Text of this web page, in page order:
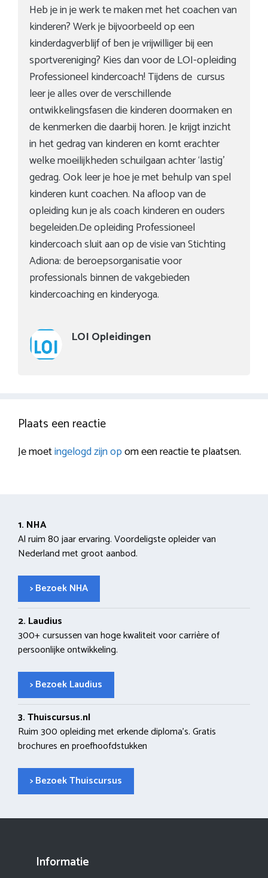
Heb je in je werk te maken met het coachen van
kinderen? Werk je bijvoorbeeld op een
kinderdagverblijf of ben je vrijwilliger bij een
sportvereniging? Kies dan voor de LOI-opleiding
Professioneel kindercoach! Tijdens de cursus
leer je alles over de verschillende
ontwikkelingsfasen die kinderen doormaken en
de kenmerken die daarbij horen. Je krijgt inzicht
in het gedrag van kinderen en komt erachter
welke moeilijkheden schuilgaan achter ‘lastig’
gedrag. Ook leer je hoe je met behulp van spel
kinderen kunt coachen. Na afloop van de
opleiding kun je als coach kinderen en ouders
begeleiden.De opleiding Professioneel
kindercoach sluit aan op de visie van Stichting
Adiona: de beroepsorganisatie voor
professionals binnen de vakgebieden
kindercoaching en kinderyoga.
LOI Opleidingen
Plaats een reactie
Je moetingelogd zijn opom een reactie te plaatsen.
1. NHA
Al ruim 80 jaar ervaring. Voordeligste opleider van
Nederland met groot aanbod.
> Bezoek NHA
2. Laudius
300+ cursussen van hoge kwaliteit voor carrière of
persoonlijke ontwikkeling.
> Bezoek Laudius
3. Thuiscursus.nl
Ruim 300 opleiding met erkende diploma’s. Gratis
brochures en proefhoofdstukken
> Bezoek Thuiscursus
Informatie